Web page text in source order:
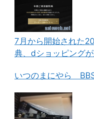
7月から開始された
典、dショッピング
いつのまにやら